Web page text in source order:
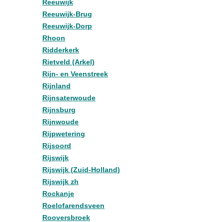
Reeuwijk
Reeuwijk-Brug
Reeuwijk-Dorp
Rhoon
Ridderkerk
Rietveld (Arkel)
Rijn- en Veenstreek
Rijnland
Rijnsaterwoude
Rijnsburg
Rijnwoude
Rijpwetering
Rijsoord
Rijswijk
Rijswijk (Zuid-Holland)
Rijswijk zh
Rockanje
Roelofarendsveen
Rooversbroek